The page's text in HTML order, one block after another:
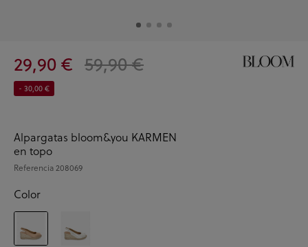
29,90 € 59,90 €
- 30,00 €
Alpargatas bloom&you KARMEN
en topo
Referencia208069
Color